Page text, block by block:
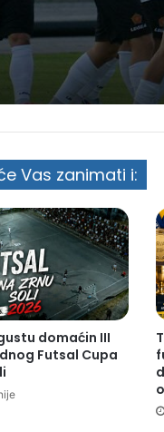
Vas zanimati i:
domaćin III
Futsal Cupa